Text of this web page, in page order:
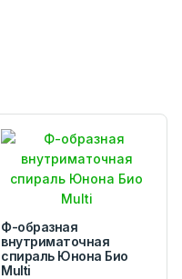
Ф-образная
внутриматочная
спираль Юнона Био
Multi